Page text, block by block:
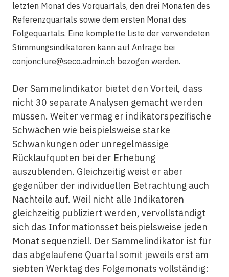
letzten Monat des Vorquartals, den drei Monaten des
Referenzquartals sowie dem ersten Monat des
Folgequartals. Eine komplette Liste der verwendeten
Stimmungsindikatoren kann auf Anfrage bei
conjoncture@seco.admin.ch bezogen werden.
Der Sammelindikator bietet den Vorteil, dass
nicht 30 separate Analysen gemacht werden
müssen. Weiter vermag er indikatorspezifische
Schwächen wie beispielsweise starke
Schwankungen oder unregelmässige
Rücklaufquoten bei der Erhebung
auszublenden. Gleichzeitig weist er aber
gegenüber der individuellen Betrachtung auch
Nachteile auf. Weil nicht alle Indikatoren
gleichzeitig publiziert werden, vervollständigt
sich das Informationsset beispielsweise jeden
Monat sequenziell. Der Sammelindikator ist für
das abgelaufene Quartal somit jeweils erst am
siebten Werktag des Folgemonats vollständig: